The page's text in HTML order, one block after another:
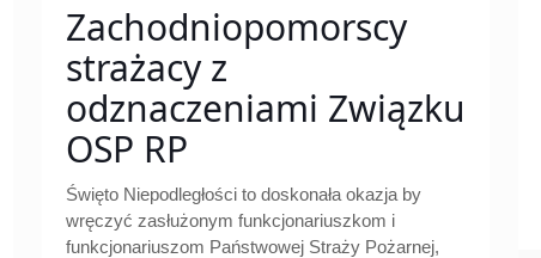
Zachodniopomorscy
strażacy z
odznaczeniami Związku
OSP RP
Święto Niepodległości to doskonała okazja by
wręczyć zasłużonym funkcjonariuszkom i
funkcjonariuszom Państwowej Straży Pożarnej,